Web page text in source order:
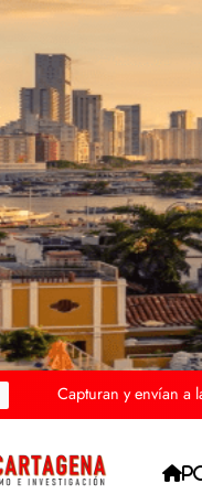
Cae el alcalde de
Hospital
Megaoperativo en
Capturan y envían a
Cae el alcalde de
Hospital